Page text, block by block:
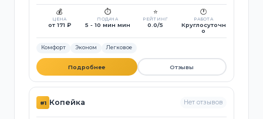
💰
ЦЕНА
от 171 ₽
⏱️
ПОДАЧА
5 - 10 мин мин
⭐
РЕЙТИНГ
0.0/5
🕐
РАБОТА
Круглосуточн
о
Комфорт Эконом Легковое
Подробнее Отзывы
#1 Копейка Нет отзывов